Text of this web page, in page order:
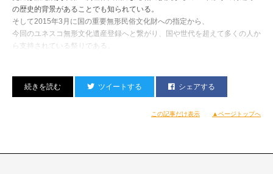
の歴史的背景があることでも知られている。
そして2015年3月に国の重要無形民俗文化財への指定から、
今回のユネスコ無形文化遺産登録へと繋がり、国や世代を超えて多くの人か
ら支持されている祭りである。
全世界へ発信する日本の伝統行事を紹介する新たな切り口の映像がまた一つ
同映像は、以下YOU TUBE等で公開されています。
ツイートする シェアする
この記事だけ表示 ▲ページトップへ